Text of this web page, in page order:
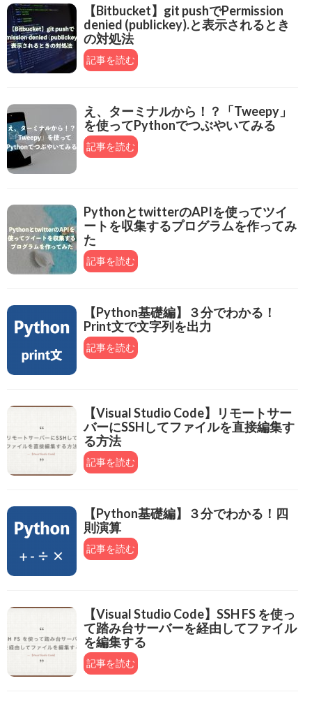
【Bitbucket】git pushでPermission
denied (publickey).と表示されるとき
の対処法
記事を読む
え、ターミナルから！？「Tweepy」
を使ってPythonでつぶやいてみる
記事を読む
PythonとtwitterのAPIを使ってツイ
ートを収集するプログラムを作ってみ
た
記事を読む
【Python基礎編】３分でわかる！
Print文で文字列を出力
記事を読む
【Visual Studio Code】リモートサー
バーにSSHしてファイルを直接編集す
る方法
記事を読む
【Python基礎編】３分でわかる！四
則演算
記事を読む
【Visual Studio Code】SSH FS を使っ
て踏み台サーバーを経由してファイル
を編集する
記事を読む